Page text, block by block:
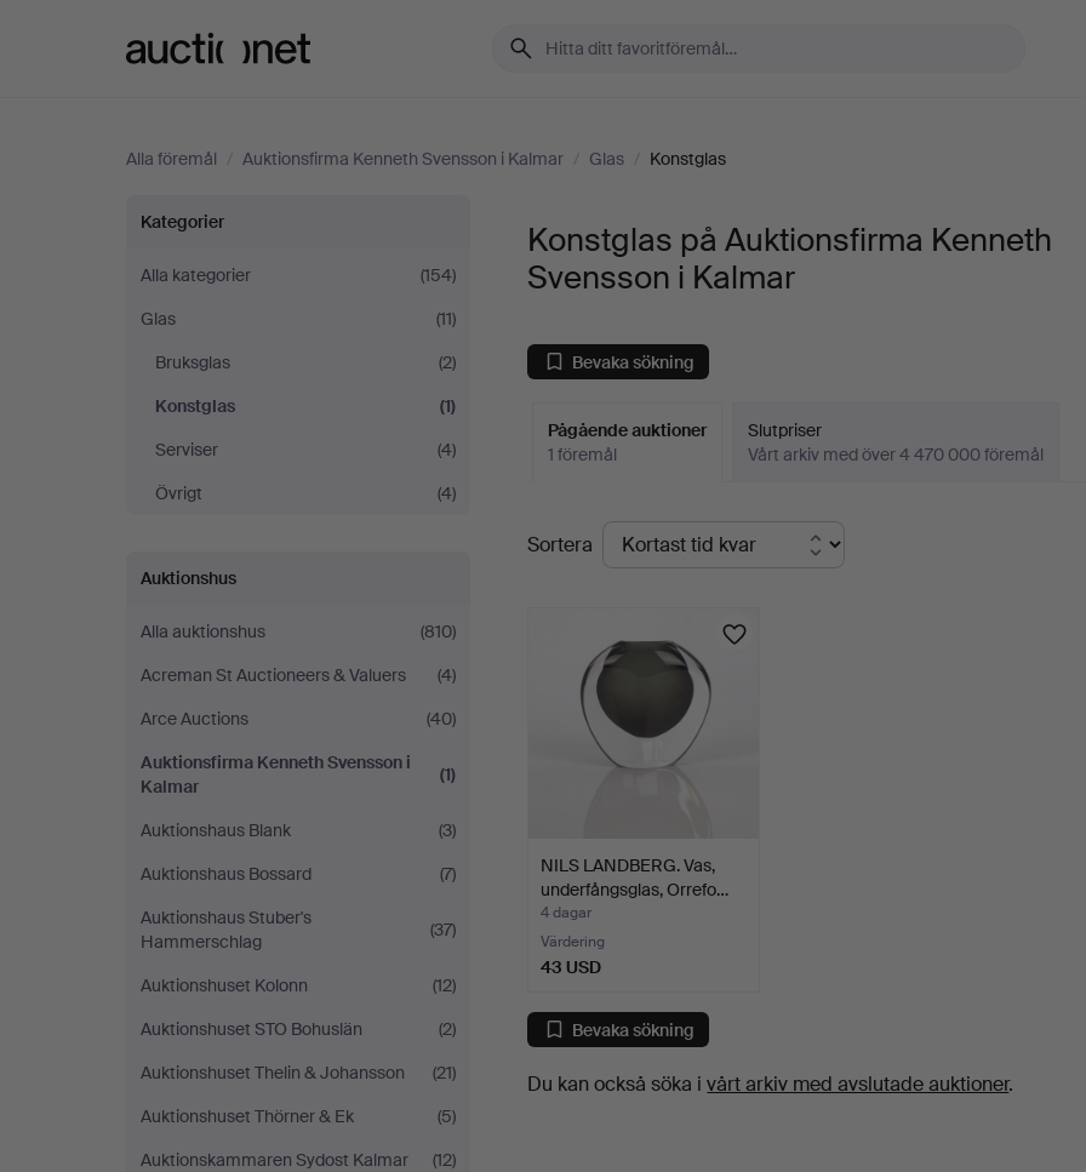
Alla föremål / Auktionsfirma Kenneth Svensson i Kalmar / Glas / Konstglas
Konstglas
på
Auktionsfirma
Kenneth
Svensson
Kalmar
Kategorier
Alla kategorier
(154)
Glas
(11)
Bruksglas
(2)
Konstglas
(1)
Serviser
(4)
Övrigt
(4)
Auktionshus
Alla auktionshus
(810)
Acreman St Auctioneers & Valuers
(4)
Arce Auctions
(40)
Auktionsfirma Kenneth Svensson i
Kalmar
(1)
Auktionshaus Blank
(3)
Auktionshaus Bossard
(7)
Auktionshaus Stuber's
Hammerschlag
(37)
Auktionshuset Kolonn
(12)
Auktionshuset STO Bohuslän
(2)
Auktionshuset Thelin & Johansson
(21)
Auktionshuset Thörner & Ek
(5)
Auktionskammaren Sydost Kalmar
(12)
Konstglas på Auktionsfirma Kenneth
Svensson i Kalmar
Bevaka sökning
Pågående auktioner
1 föremål
Slutpriser
Vårt arkiv med över 4 470 000 föremål
Pågående
auktioner
Sortera
NILS LANDBERG. Vas,
underfångsglas, Orrefo…
4 dagar
Värdering
43 USD
Bevaka sökning
Du kan också söka ivårt arkiv med avslutade auktioner.